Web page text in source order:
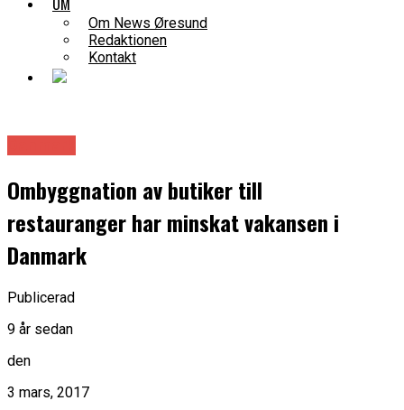
Om News Øresund
Redaktionen
Kontakt
Ombyggnation av butiker till
restauranger har minskat vakansen i
Danmark
Publicerad
9 år sedan
den
3 mars, 2017